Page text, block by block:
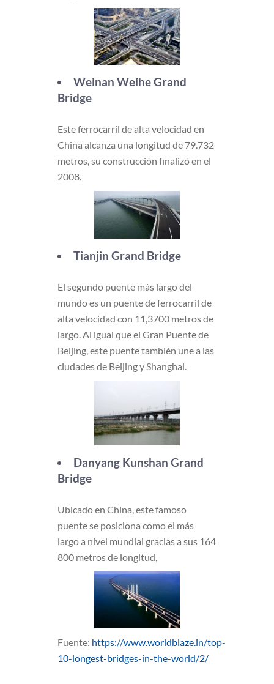
Weinan Weihe Grand
Bridge
Este ferrocarril de alta velocidad en
China alcanza una longitud de 79.732
metros, su construcción finalizó en el
2008.
Tianjin Grand Bridge
El segundo puente más largo del
mundo es un puente de ferrocarril de
alta velocidad con 11,3700 metros de
largo. Al igual que el Gran Puente de
Beijing, este puente también une a las
ciudades de Beijing y Shanghai.
Danyang Kunshan Grand
Bridge
Ubicado en China, este famoso
puente se posiciona como el más
largo a nivel mundial gracias a sus 164
800 metros de longitud,
Fuente: https://www.worldblaze.in/top-
10-longest-bridges-in-the-world/2/